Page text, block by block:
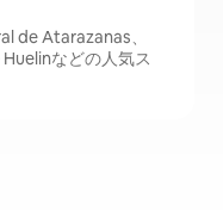
de Atarazanas、
などの人気ス